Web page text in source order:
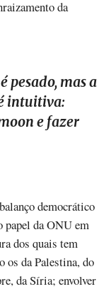
da
pesado, mas a
intuitiva:
e fazer
democrático
papel da ONU em
dos quais tem
os da Palestina, do
da Síria; envolver